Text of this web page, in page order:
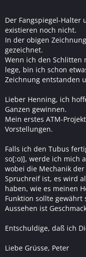
Der Fangspiegel-Halter
existieren noch nicht.
In der obigen
gezeichnet.
Wenn ich den
lege, bin ich schon
Zeichnung entstanden
Lieber Henning, ich
Ganzen gewinnen.
Mein erstes ATM-
Vorstellungen.
Falls ich den Tubus
so[:o)], werde ich mich
wobei die Mechanik
Spruchreif ist, es wird
haben, wie es meinen
Funktion sollte gewährt
Aussehen ist
Entschuldige, daß ich
Liebe Grüsse, Peter